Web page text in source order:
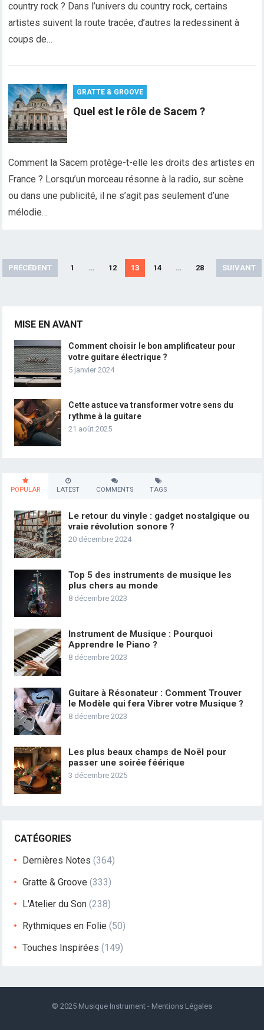
country rock ? Dans l’univers du country rock, certains
artistes suivent la route tracée, d’autres la redessinent à
coups de…
GRATTE & GROOVE
Quel est le rôle de Sacem ?
Comment la Sacem protège-t-elle les droits des artistes en
France ? Lorsqu’un morceau résonne à la radio, sur scène
ou dans une publicité, il ne s’agit pas seulement d’une
mélodie…
Pagination
des
PRÉCÉDENT 1 … 12 13 14 … 28 SUIVANT
MISE EN AVANT
Comment choisir le bon amplificateur pour
votre guitare électrique ?
5 janvier 2024
Cette astuce va transformer votre sens du
rythme à la guitare
21 août 2025
POPULAR LATEST COMMENTS TAGS
Le retour du vinyle : gadget nostalgique ou
vraie révolution sonore ?
20 décembre 2024
Top 5 des instruments de musique les
plus chers au monde
8 décembre 2023
Instrument de Musique : Pourquoi
Apprendre le Piano ?
8 décembre 2023
Guitare à Résonateur : Comment Trouver
le Modèle qui fera Vibrer votre Musique ?
8 décembre 2023
Les plus beaux champs de Noël pour
passer une soirée féérique
3 décembre 2025
CATÉGORIES
Dernières Notes (364)
Gratte & Groove (333)
L'Atelier du Son (238)
Rythmiques en Folie (50)
Touches Inspirées (149)
© 2025 Musique Instrument - Mentions Légales